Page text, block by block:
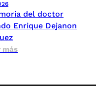
del doctor
Enrique Dejanon
más